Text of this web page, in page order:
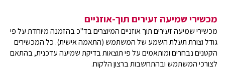
מכשירי שמיעה זעירים תוך-אוזניים
מכשירי שמיעה זעירים תוך אוזניים המיוצרים בד"כ בהזמנה מיוחדת על פי
גודל וצורת תעלת השמע של המשתמש (התאמה אישית). כל המכשירים
הקטנים נבחרים ומותאמים על פי תוצאות בדיקת שמיעה עדכנית, בהתאם
לצורכי המשתמש ובהתחשבות ברצון הלקוח.